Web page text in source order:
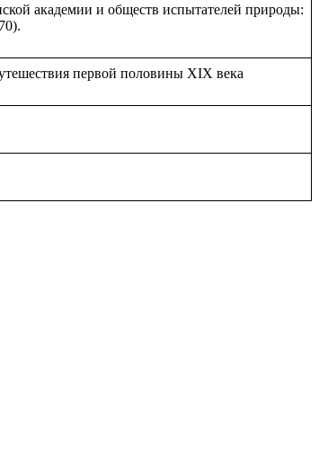
академии и обществ испытателей природы:
первой половины XIX века